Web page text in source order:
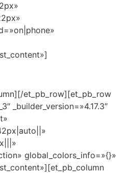
et_pb_row][et_pb_row
_builder_version=»4.17.3″
global_colors_info=»{}»